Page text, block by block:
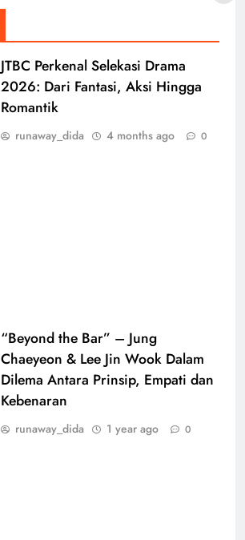
JTBC Perkenal Selekasi Drama
2026: Dari Fantasi, Aksi Hingga
Romantik
runaway_dida 4 months ago 0
“Beyond the Bar” – Jung
Chaeyeon & Lee Jin Wook Dalam
Dilema Antara Prinsip, Empati dan
Kebenaran
runaway_dida 1 year ago 0